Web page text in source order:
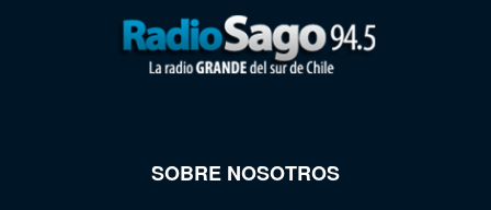
SOBRE NOSOTROS